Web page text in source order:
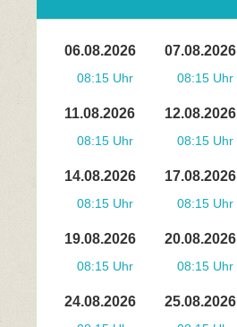
06.08.2026
08:15 Uhr
07.08.2026
08:15 Uhr
11.08.2026
08:15 Uhr
12.08.2026
08:15 Uhr
14.08.2026
08:15 Uhr
17.08.2026
08:15 Uhr
19.08.2026
08:15 Uhr
20.08.2026
08:15 Uhr
24.08.2026 25.08.2026